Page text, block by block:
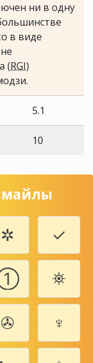
ни в одну
в виде
(RGI)
5.1
10
✲
✓
⛯
✇
♆